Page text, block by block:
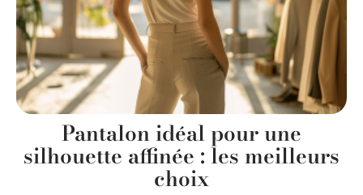
Pantalon idéal pour une
silhouette affinée : les meilleurs
choix